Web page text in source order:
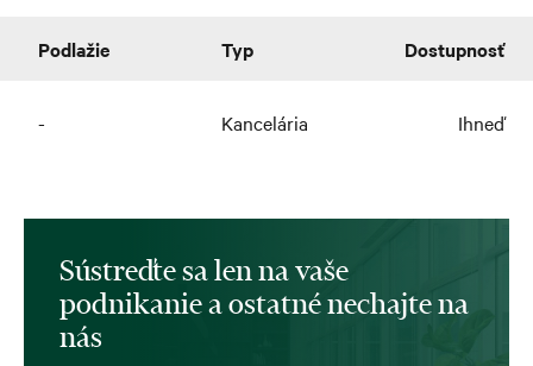
Podlažie Typ Dostupnosť
- Kancelária Ihneď
Sústreďte sa len na vaše
podnikanie a ostatné nechajte na
nás